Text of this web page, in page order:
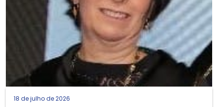
18 de julho de 2026